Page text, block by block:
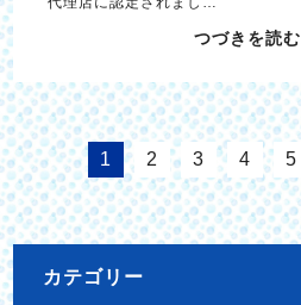
つづきを読む
1 2 3 4 5
カテゴリー